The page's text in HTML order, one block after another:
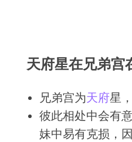
天府星在兄弟宫
兄弟宫为天府星
彼此相处中会有
妹中易有克损，